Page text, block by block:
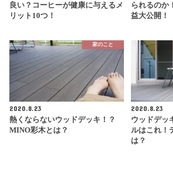
良い？コーヒーが健康に与えるメ
リット10つ！
られるのか
益大公開！
家のこと
2020.8.23
熱くならないウッドデッキ！？
MINO彩木とは？
2020.8.23
ウッドデッ
ルはこれ！
は？